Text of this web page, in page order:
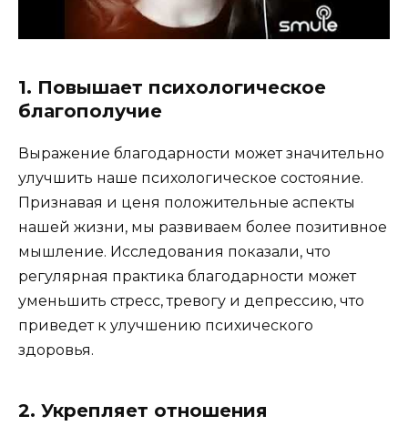
1. Повышает психологическое
благополучие
Выражение благодарности может значительно
улучшить наше психологическое состояние.
Признавая и ценя положительные аспекты
нашей жизни, мы развиваем более позитивное
мышление. Исследования показали, что
регулярная практика благодарности может
уменьшить стресс, тревогу и депрессию, что
приведет к улучшению психического
здоровья.
2. Укрепляет отношения